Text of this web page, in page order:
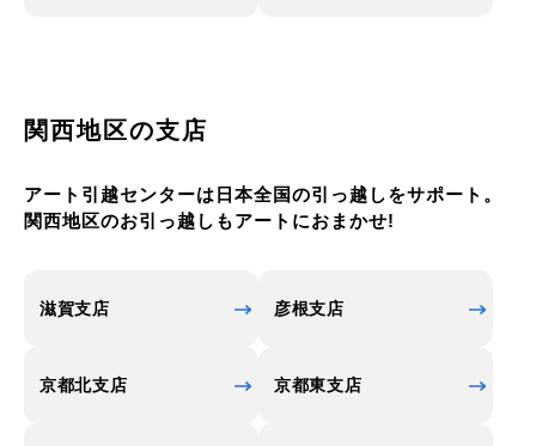
関西地区の支店
アート引越センターは日本全国の引っ越しをサポート。
関西地区のお引っ越しもアートにおまかせ!
滋賀支店 彦根支店
京都北支店 京都東支店